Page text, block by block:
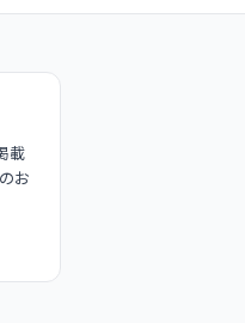
載
お